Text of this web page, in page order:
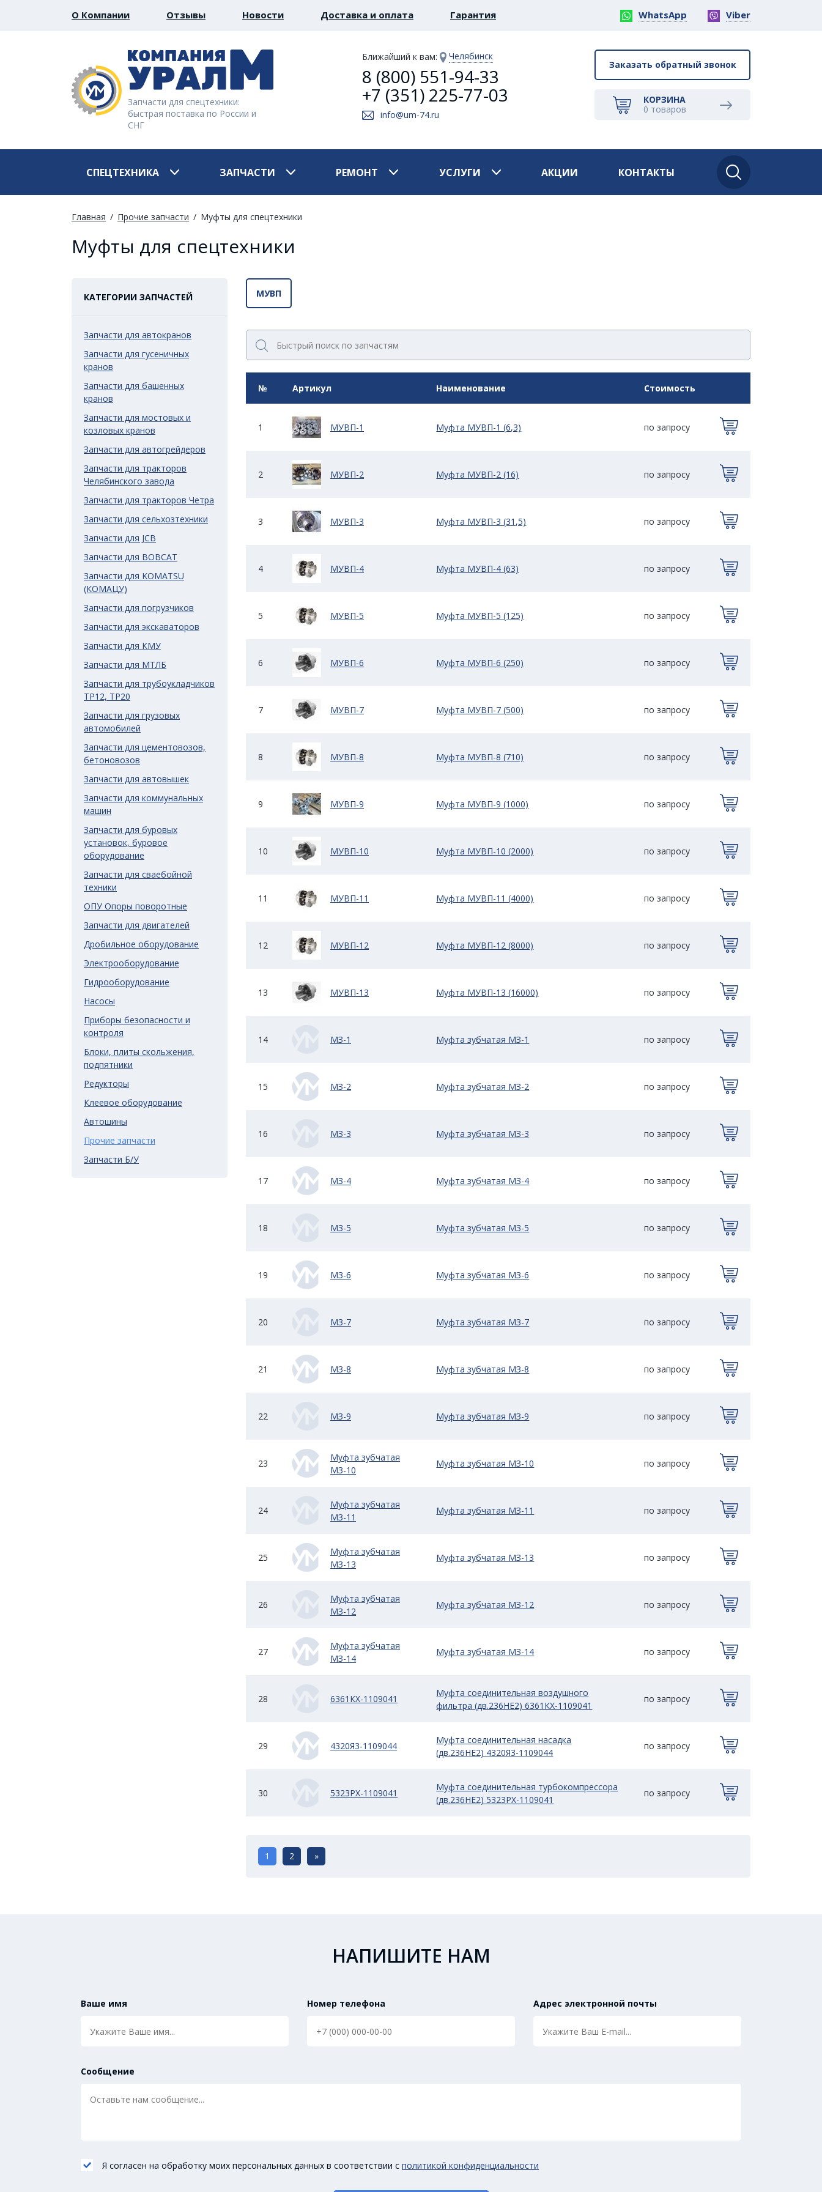
О Компании Отзывы Новости Доставка и оплата Гарантия WhatsApp Viber
Запчасти для спецтехники:
быстрая поставка по России и
СНГ
Ближайший к вам: Челябинск
8 (800) 551-94-33
+7 (351) 225-77-03
info@um-74.ru
Заказать обратный звонок
КОРЗИНА
0 товаров
СПЕЦТЕХНИКА ЗАПЧАСТИ РЕМОНТ УСЛУГИ АКЦИИ КОНТАКТЫ
Главная Прочие запчасти Муфты для спецтехники
Муфты для спецтехники
КАТЕГОРИИ ЗАПЧАСТЕЙ
Запчасти для автокранов
Запчасти для гусеничных
кранов
Запчасти для башенных
кранов
Запчасти для мостовых и
козловых кранов
Запчасти для автогрейдеров
Запчасти для тракторов
Челябинского завода
Запчасти для тракторов Четра
Запчасти для сельхозтехники
Запчасти для JCB
Запчасти для BOBCAT
Запчасти для KOMATSU
(КОМАЦУ)
Запчасти для погрузчиков
Запчасти для экскаваторов
Запчасти для КМУ
Запчасти для МТЛБ
Запчасти для трубоукладчиков
ТР12, ТР20
Запчасти для грузовых
автомобилей
Запчасти для цементовозов,
бетоновозов
Запчасти для автовышек
Запчасти для коммунальных
машин
Запчасти для буровых
установок, буровое
оборудование
Запчасти для сваебойной
техники
ОПУ Опоры поворотные
Запчасти для двигателей
Дробильное оборудование
Электрооборудование
Гидрооборудование
Насосы
Приборы безопасности и
контроля
Блоки, плиты скольжения,
подпятники
Редукторы
Клеевое оборудование
Автошины
Прочие запчасти
Запчасти Б/У
МУВП
№ Артикул Наименование Стоимость
1 МУВП-1 Муфта МУВП-1 (6,3) по запросу
2 МУВП-2 Муфта МУВП-2 (16) по запросу
3 МУВП-3 Муфта МУВП-3 (31,5) по запросу
4 МУВП-4 Муфта МУВП-4 (63) по запросу
5 МУВП-5 Муфта МУВП-5 (125) по запросу
6 МУВП-6 Муфта МУВП-6 (250) по запросу
7 МУВП-7 Муфта МУВП-7 (500) по запросу
8 МУВП-8 Муфта МУВП-8 (710) по запросу
9 МУВП-9 Муфта МУВП-9 (1000) по запросу
10 МУВП-10 Муфта МУВП-10 (2000) по запросу
11 МУВП-11 Муфта МУВП-11 (4000) по запросу
12 МУВП-12 Муфта МУВП-12 (8000) по запросу
13 МУВП-13 Муфта МУВП-13 (16000) по запросу
14 МЗ-1 Муфта зубчатая МЗ-1 по запросу
15 МЗ-2 Муфта зубчатая МЗ-2 по запросу
16 МЗ-3 Муфта зубчатая МЗ-3 по запросу
17 МЗ-4 Муфта зубчатая МЗ-4 по запросу
18 МЗ-5 Муфта зубчатая МЗ-5 по запросу
19 МЗ-6 Муфта зубчатая МЗ-6 по запросу
20 МЗ-7 Муфта зубчатая МЗ-7 по запросу
21 МЗ-8 Муфта зубчатая МЗ-8 по запросу
22 МЗ-9 Муфта зубчатая МЗ-9 по запросу
23
Муфта зубчатая
МЗ-10
Муфта зубчатая МЗ-10 по запросу
24
Муфта зубчатая
МЗ-11
Муфта зубчатая МЗ-11 по запросу
25
Муфта зубчатая
МЗ-13
Муфта зубчатая МЗ-13 по запросу
26
Муфта зубчатая
МЗ-12
Муфта зубчатая МЗ-12 по запросу
27
Муфта зубчатая
МЗ-14
Муфта зубчатая МЗ-14 по запросу
28 6361КХ-1109041
Муфта соединительная воздушного
фильтра (дв.236НЕ2) 6361КХ-1109041
по запросу
29 4320Я3-1109044
Муфта соединительная насадка
(дв.236НЕ2) 4320Я3-1109044
по запросу
30 5323РХ-1109041
Муфта соединительная турбокомпрессора
(дв.236НЕ2) 5323РХ-1109041
по запросу
1 2 »
НАПИШИТЕ НАМ
Ваше имя Номер телефона Адрес электронной почты
Сообщение
Я согласен на обработку моих персональных данных в соответствии с политикой конфиденциальности